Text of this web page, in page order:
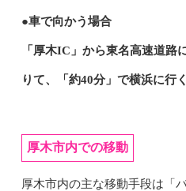
●車で向かう場合
「厚木IC」から東名高速道路
りて、「約40分」で横浜に行
厚木市内での移動
厚木市内の主な移動手段は「